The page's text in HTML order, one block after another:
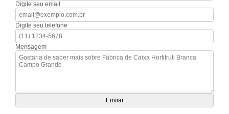
Digite seu email
Digite seu telefone
Mensagem